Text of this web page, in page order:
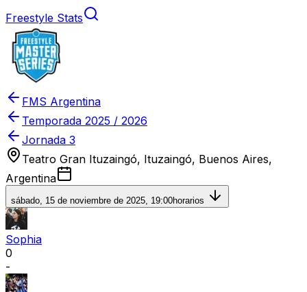
Freestyle Stats
FMS Argentina
Temporada 2025 / 2026
Jornada 3
Teatro Gran Ituzaingó, Ituzaingó, Buenos Aires,
Argentina
sábado, 15 de noviembre de 2025, 19:00horarios
Sophia
0
-